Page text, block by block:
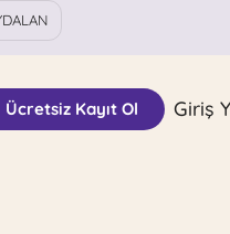
Ücretsiz Kayıt Ol Giriş